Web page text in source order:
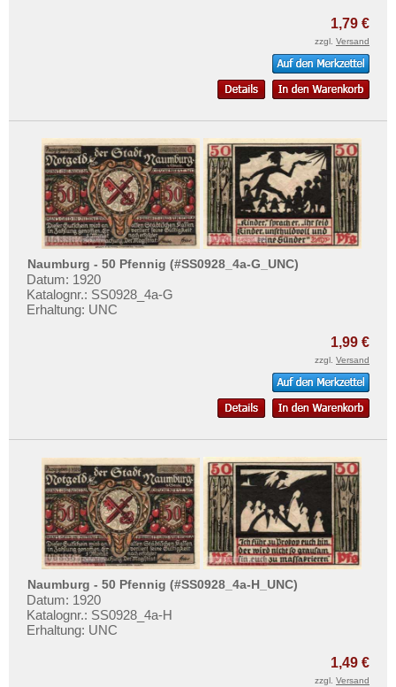
1,79 €
zzgl. Versand
Naumburg - 50 Pfennig (#SS0928_4a-G_UNC)
Datum: 1920
Katalognr.: SS0928_4a-G
Erhaltung: UNC
1,99 €
zzgl. Versand
Naumburg - 50 Pfennig (#SS0928_4a-H_UNC)
Datum: 1920
Katalognr.: SS0928_4a-H
Erhaltung: UNC
1,49 €
zzgl. Versand